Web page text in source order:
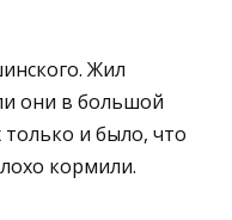
Жил
они в большой
и было, что
кормили.